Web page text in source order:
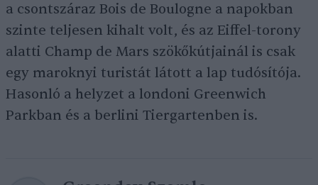
a csontszáraz Bois de Boulogne a napokban
szinte teljesen kihalt volt, és az Eiffel-torony
alatti Champ de Mars szökőkútjainál is csak
egy maroknyi turistát látott a lap tudósítója.
Hasonló a helyzet a londoni Greenwich
Parkban és a berlini Tiergartenben is.